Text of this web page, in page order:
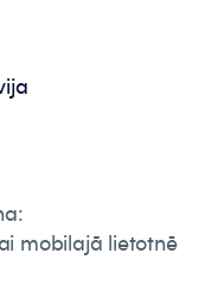
mobilajā lietotnē